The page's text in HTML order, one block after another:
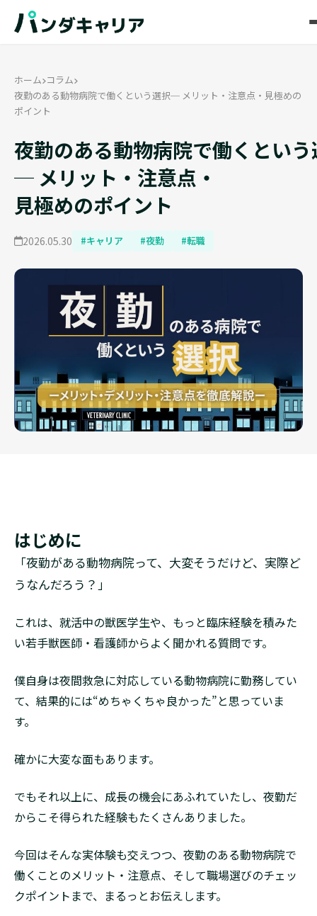
ホーム コラム
夜勤のある動物病院で働くという選択─ メリット・注意点・見極めの
ポイント
夜勤のある動物病院で働くとい
─ メリット・注意点・
見極めのポイント
2026.05.30 #キャリア #夜勤 #転職
はじめに
「夜勤がある動物病院って、大変そうだけど、実際ど
うなんだろう？」
これは、就活中の獣医学生や、もっと臨床経験を積みた
い若手獣医師・看護師からよく聞かれる質問です。
僕自身は夜間救急に対応している動物病院に勤務してい
て、結果的には“めちゃくちゃ良かった”と思っていま
す。
確かに大変な面もあります。
でもそれ以上に、成長の機会にあふれていたし、夜勤だ
からこそ得られた経験もたくさんありました。
今回はそんな実体験も交えつつ、夜勤のある動物病院で
働くことのメリット・注意点、そして職場選びのチェッ
クポイントまで、まるっとお伝えします。